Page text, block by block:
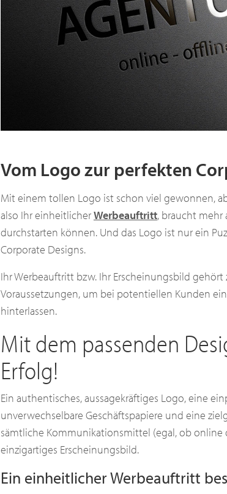
Vom Logo zur perfekten
Mit einem tollen Logo ist schon viel gewonnen,
also Ihr einheitlicherWerbeauftritt, braucht mehr
durchstarten können. Und das Logo ist nur ein
Corporate Designs.
Ihr Werbeauftritt bzw. Ihr Erscheinungsbild
Voraussetzungen, um bei potentiellen Kunden
hinterlassen.
Mit dem passenden
Erfolg!
Ein authentisches, aussagekräftiges Logo, eine
unverwechselbare Geschäftspapiere und eine
sämtliche Kommunikationsmittel (egal, ob online
einzigartiges Erscheinungsbild.
Ein einheitlicher Werbeauftritt